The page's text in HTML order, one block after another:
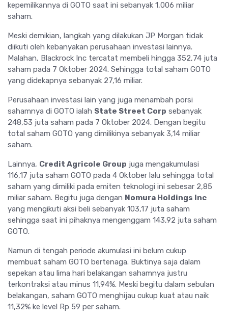
kepemilikannya di GOTO saat ini sebanyak 1,006 miliar
saham.
Meski demikian, langkah yang dilakukan JP Morgan tidak
diikuti oleh kebanyakan perusahaan investasi lainnya.
Malahan, Blackrock Inc tercatat membeli hingga 352,74 juta
saham pada 7 Oktober 2024. Sehingga total saham GOTO
yang didekapnya sebanyak 27,16 miliar.
Perusahaan investasi lain yang juga menambah porsi
sahamnya di GOTO ialah State Street Corp sebanyak
248,53 juta saham pada 7 Oktober 2024. Dengan begitu
total saham GOTO yang dimilikinya sebanyak 3,14 miliar
saham.
Lainnya, Credit Agricole Group juga mengakumulasi
116,17 juta saham GOTO pada 4 Oktober lalu sehingga total
saham yang dimiliki pada emiten teknologi ini sebesar 2,85
miliar saham. Begitu juga dengan Nomura Holdings Inc
yang mengikuti aksi beli sebanyak 103,17 juta saham
sehingga saat ini pihaknya mengenggam 143,92 juta saham
GOTO.
Namun di tengah periode akumulasi ini belum cukup
membuat saham GOTO bertenaga. Buktinya saja dalam
sepekan atau lima hari belakangan sahamnya justru
terkontraksi atau minus 11,94%. Meski begitu dalam sebulan
belakangan, saham GOTO menghijau cukup kuat atau naik
11,32% ke level Rp 59 per saham.